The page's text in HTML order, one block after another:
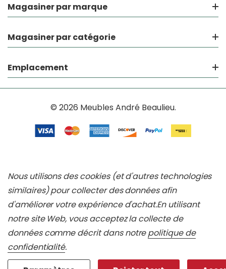
Magasiner par marque
Magasiner par catégorie
Emplacement
© 2026 Meubles André Beaulieu.
Nous utilisons des cookies (et d'autres technologies
similaires) pour collecter des données afin
d'améliorer votre expérience d'achat.En utilisant
notre site Web, vous acceptez la collecte de
données comme décrit dans notrepolitique de
confidentialité.